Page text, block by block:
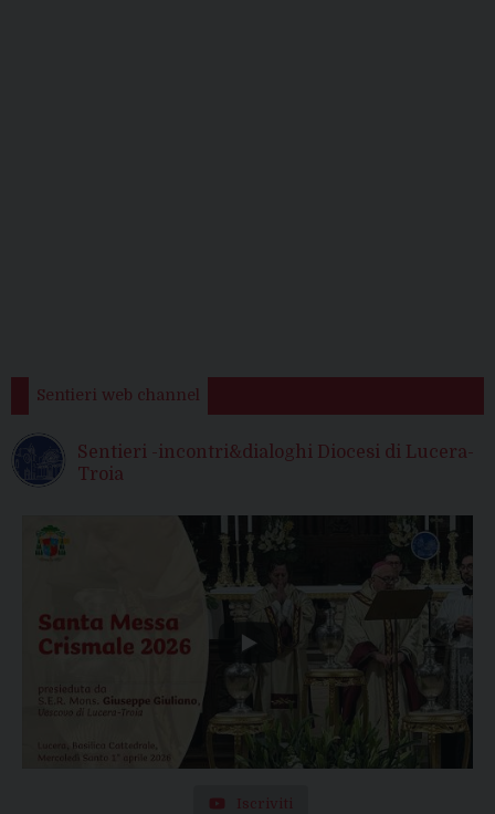
Sentieri web channel
Sentieri -incontri&dialoghi Diocesi di Lucera-
Troia
Iscriviti